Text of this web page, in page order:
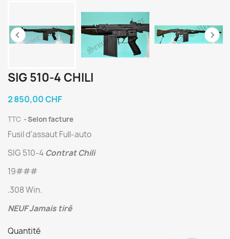
SIG 510-4 CHILI
2 850,00 CHF
TTC Selon facture
Fusil d'assaut Full-auto
SIG 510-4 Contrat Chili
19###
.308 Win.
NEUF Jamais tiré
Quantité